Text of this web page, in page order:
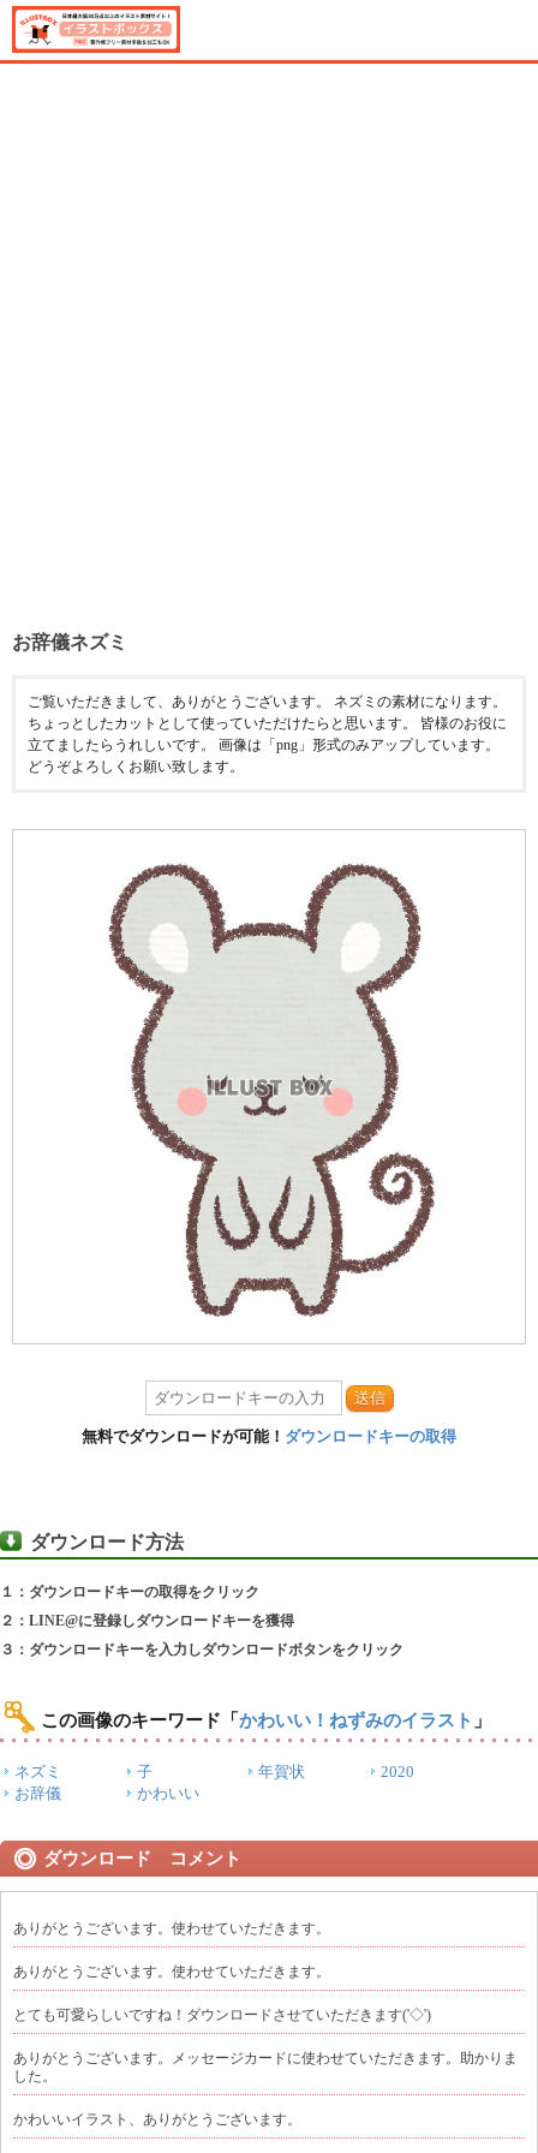
お辞儀ネズミ
ご覧いただきまして、ありがとうございます。 ネズミの素材になります。
ちょっとしたカットとして使っていただけたらと思います。 皆様のお役に
立てましたらうれしいです。 画像は「png」形式のみアップしています。
どうぞよろしくお願い致します。
送信
無料でダウンロードが可能！ ダウンロードキーの取得
ダウンロード方法
１：ダウンロードキーの取得をクリック
２：LINE@に登録しダウンロードキーを獲得
３：ダウンロードキーを入力しダウンロードボタンをクリック
この画像のキーワード 「 かわいい！ねずみのイラスト 」
ネズミ 子 年賀状
2020
お辞儀
かわいい
ダウンロード コメント
ありがとうございます。使わせていただきます。
ありがとうございます。使わせていただきます。
とても可愛らしいですね！ダウンロードさせていただきます('◇')ゞ
ありがとうございます。メッセージカードに使わせていただきます。助かりま
した。
かわいいイラスト、ありがとうございます。